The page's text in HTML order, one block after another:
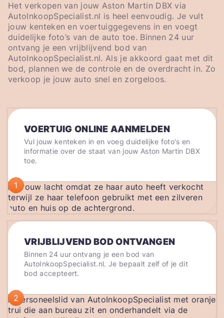
Het verkopen van jouw Aston Martin DBX via
AutoInkoopSpecialist.nl is heel eenvoudig. Je vult
jouw kenteken en voertuiggegevens in en voegt
duidelijke foto’s van de auto toe. Binnen 24 uur
ontvang je een vrijblijvend bod van
AutoInkoopSpecialist.nl. Als je akkoord gaat met dit
bod, plannen we de controle en de overdracht in. Zo
verkoop je jouw auto snel en zorgeloos.
VOERTUIG ONLINE AANMELDEN
Vul jouw kenteken in en voeg duidelijke foto's en
informatie over de staat van jouw Aston Martin DBX
toe.
1
VRIJBLIJVEND BOD ONTVANGEN
Binnen 24 uur ontvang je een bod van
AutoInkoopSpecialist.nl. Je bepaalt zelf of je dit
bod accepteert.
2